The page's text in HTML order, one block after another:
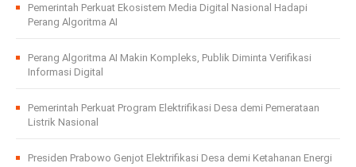
Pemerintah Perkuat Ekosistem Media Digital Nasional Hadapi
Perang Algoritma AI
Perang Algoritma AI Makin Kompleks, Publik Diminta Verifikasi
Informasi Digital
Pemerintah Perkuat Program Elektrifikasi Desa demi Pemerataan
Listrik Nasional
Presiden Prabowo Genjot Elektrifikasi Desa demi Ketahanan Energi